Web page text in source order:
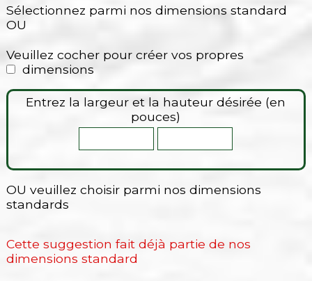
Sélectionnez parmi nos dimensions standard
OU
Veuillez cocher pour créer vos propres
dimensions
Entrez la largeur et la hauteur désirée (en
pouces)
OU veuillez choisir parmi nos dimensions
standards
Cette suggestion fait déjà partie de nos
dimensions standard